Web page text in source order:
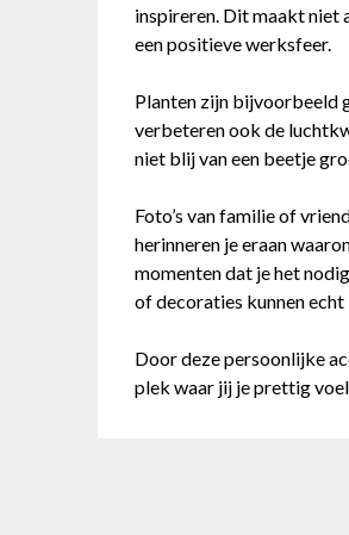
inspireren. Dit maakt niet
een positieve werksfeer.
Planten zijn bijvoorbeeld
verbeteren ook de
niet blij van een beetje
Foto’s van familie of
herinneren je eraan
momenten dat je het
of decoraties kunnen
Door deze persoonlijke
plek waar jij je prettig